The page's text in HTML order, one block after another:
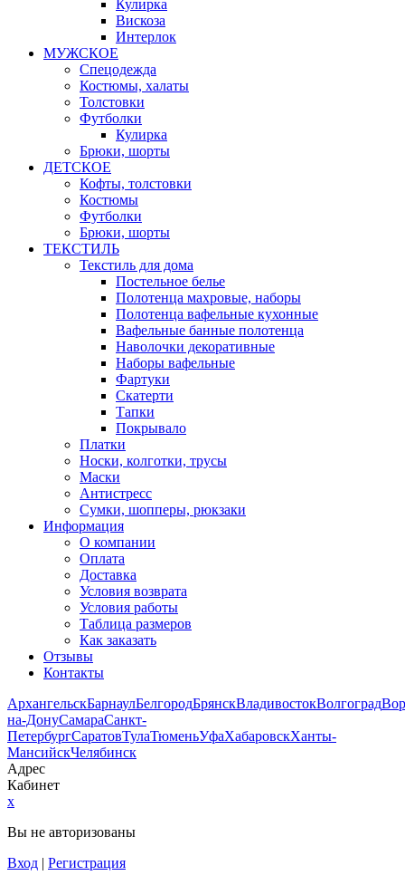
Кулирка
Вискоза
Интерлок
МУЖСКОЕ
Спецодежда
Костюмы, халаты
Толстовки
Футболки
Кулирка
Брюки, шорты
ДЕТСКОЕ
Кофты, толстовки
Костюмы
Футболки
Брюки, шорты
ТЕКСТИЛЬ
Текстиль для дома
Постельное белье
Полотенца махровые, наборы
Полотенца вафельные кухонные
Вафельные банные полотенца
Наволочки декоративные
Наборы вафельные
Фартуки
Скатерти
Тапки
Покрывало
Платки
Носки, колготки, трусы
Маски
Антистресс
Сумки, шопперы, рюкзаки
Информация
О компании
Оплата
Доставка
Условия возврата
Условия работы
Таблица размеров
Как заказать
Отзывы
Контакты
АрхангельскБарнаулБелгородБрянскВладивостокВолгоград
на-ДонуСамараСанкт-
ПетербургСаратовТулаТюменьУфаХабаровскХанты-
МансийскЧелябинск
Адрес
Кабинет
x
Вы не авторизованы
Вход | Регистрация